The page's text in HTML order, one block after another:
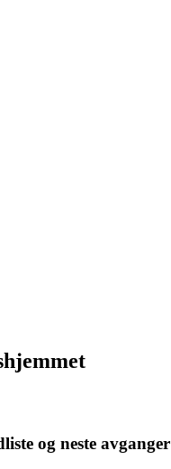
og neste avganger